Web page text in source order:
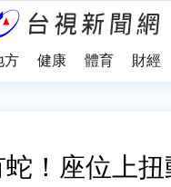
方 健康 體育 財經
！座位上